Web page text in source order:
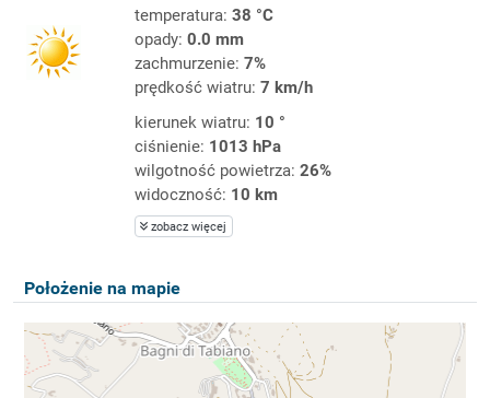
temperatura: 38 °C
opady: 0.0 mm
zachmurzenie: 7%
prędkość wiatru: 7 km/h
kierunek wiatru: 10 °
ciśnienie: 1013 hPa
wilgotność powietrza: 26%
widoczność: 10 km
zobacz więcej
Położenie na mapie